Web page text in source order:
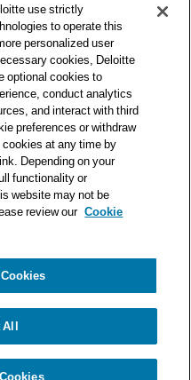
les 50 000 fiscalistes
pays.
ont pour objectif
Elles ne peuvent
délivré par un
donnée. Un soin
nos articles, néanmoins
responsabilité relative
pourraient contenir.​
entité du réseau Deloitte.
use strictly
to operate this
personalized user
cookies, Deloitte
optional cookies to
conduct analytics
and interact with third
preferences or withdraw
at any time by
Depending on your
functionality or
website may not be
review our Cookie
All